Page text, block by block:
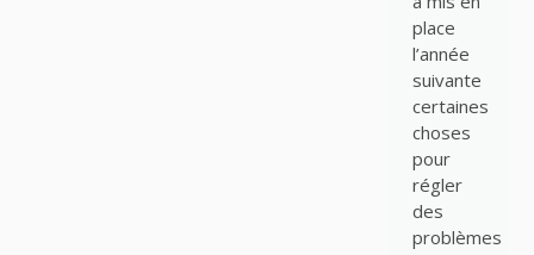
place
l’année
suivante
certaines
choses
pour
régler
des
problèmes